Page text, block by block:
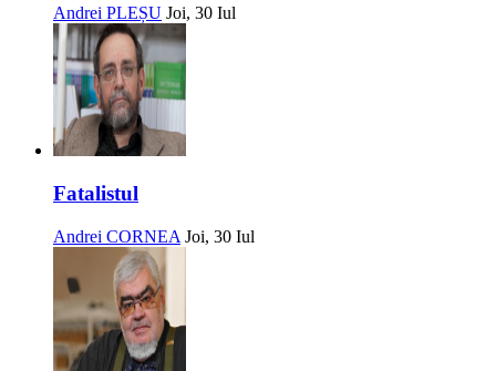
Andrei PLEȘU Joi, 30 Iul
Fatalistul
Andrei CORNEA Joi, 30 Iul